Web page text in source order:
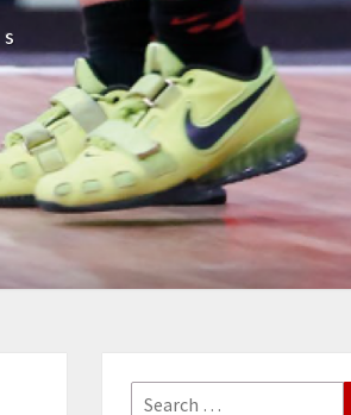
Search